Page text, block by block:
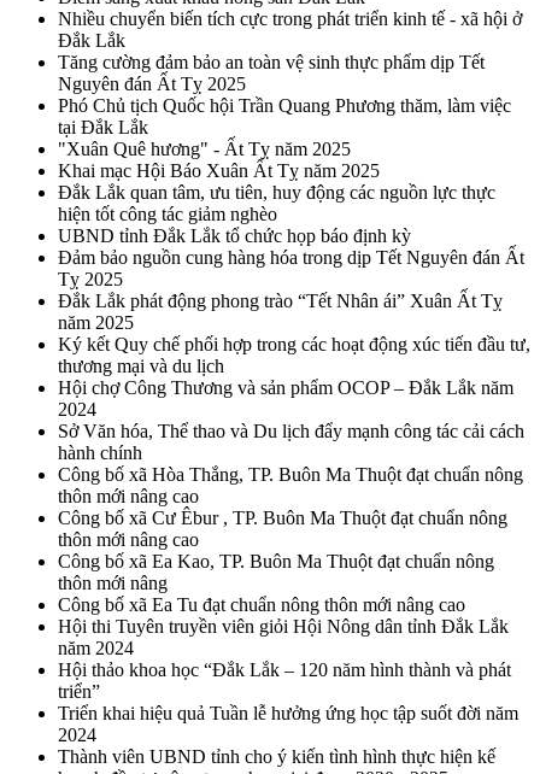
Nhiều chuyển biến tích cực trong phát triển kinh tế - xã hội ở
Đắk Lắk
Tăng cường đảm bảo an toàn vệ sinh thực phẩm dịp Tết
Nguyên đán Ất Tỵ 2025
Phó Chủ tịch Quốc hội Trần Quang Phương thăm, làm việc
tại Đắk Lắk
"Xuân Quê hương" - Ất Tỵ năm 2025
Khai mạc Hội Báo Xuân Ất Tỵ năm 2025
Đắk Lắk quan tâm, ưu tiên, huy động các nguồn lực thực
hiện tốt công tác giảm nghèo
UBND tỉnh Đắk Lắk tổ chức họp báo định kỳ
Đảm bảo nguồn cung hàng hóa trong dịp Tết Nguyên đán Ất
Tỵ 2025
Đắk Lắk phát động phong trào “Tết Nhân ái” Xuân Ất Tỵ
năm 2025
Ký kết Quy chế phối hợp trong các hoạt động xúc tiến đầu tư,
thương mại và du lịch
Hội chợ Công Thương và sản phẩm OCOP – Đắk Lắk năm
2024
Sở Văn hóa, Thể thao và Du lịch đẩy mạnh công tác cải cách
hành chính
Công bố xã Hòa Thắng, TP. Buôn Ma Thuột đạt chuẩn nông
thôn mới nâng cao
Công bố xã Cư Êbur , TP. Buôn Ma Thuột đạt chuẩn nông
thôn mới nâng cao
Công bố xã Ea Kao, TP. Buôn Ma Thuột đạt chuẩn nông
thôn mới nâng
Công bố xã Ea Tu đạt chuẩn nông thôn mới nâng cao
Hội thi Tuyên truyền viên giỏi Hội Nông dân tỉnh Đắk Lắk
năm 2024
Hội thảo khoa học “Đắk Lắk – 120 năm hình thành và phát
triển”
Triển khai hiệu quả Tuần lễ hưởng ứng học tập suốt đời năm
2024
Thành viên UBND tỉnh cho ý kiến tình hình thực hiện kế